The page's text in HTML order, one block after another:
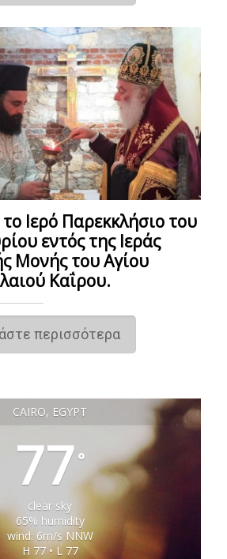
Ιερό Παρεκκλήσιο του
εντός της Ιεράς
Μονής του Αγίου
Καΐρου.
περισσότερα
CAIRO, EGYPT
77°
clear sky
65% humidity
wind: 6m/s NNW
H 77 • L 77